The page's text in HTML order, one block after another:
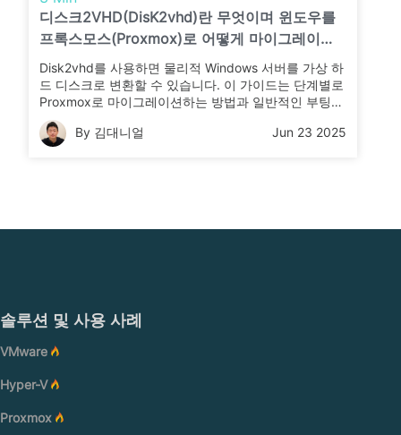
디스크2VHD(DisK2vhd)란 무엇이며 윈도우를
프록스모스(Proxmox)로 어떻게 마이그레이션
하나요?
Disk2vhd를 사용하면 물리적 Windows 서버를 가상 하
드 디스크로 변환할 수 있습니다. 이 가이드는 단계별로
Proxmox로 마이그레이션하는 방법과 일반적인 부팅
문제를 피하는 방법을 보여줍니다.
By 김대니얼
Jun 23 2025
솔루션 및 사용 사례
VMware
Hyper-V
Proxmox